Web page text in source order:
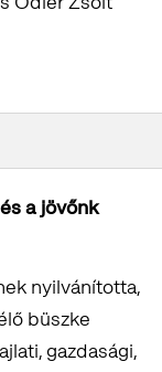
a jövőnk
nyilvánította,
büszke
gazdasági,